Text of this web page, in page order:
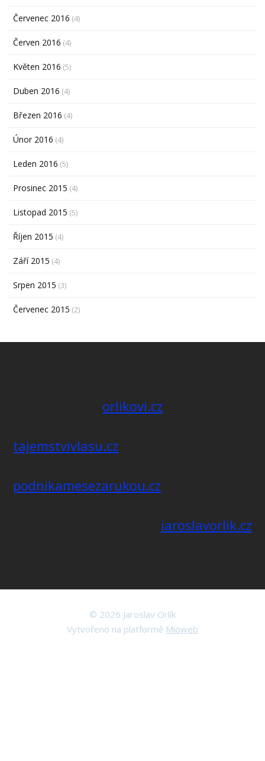
Červenec 2016 (4)
Červen 2016 (4)
Květen 2016 (5)
Duben 2016 (4)
Březen 2016 (4)
Únor 2016 (4)
Leden 2016 (5)
Prosinec 2015 (4)
Listopad 2015 (5)
Říjen 2015 (4)
Září 2015 (4)
Srpen 2015 (3)
Červenec 2015 (2)
orlikovi.cz
tajemstvivlasu.cz
podnikamesezarukou.cz
jaroslavorlik.cz
© 2026 Jaroslav Orlík
Vytvořeno na platformě Mioweb